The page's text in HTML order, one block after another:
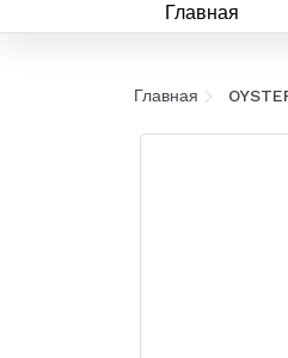
Главная
Главная